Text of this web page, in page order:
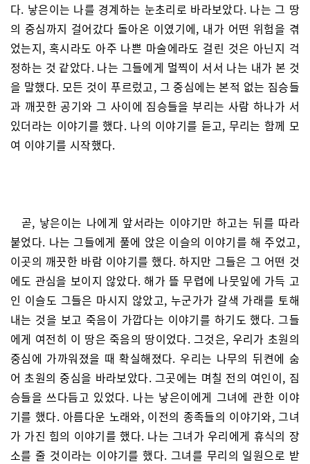
다. 낳은이는 나를 경계하는 눈초리로 바라보았다. 나는 그 땅
의 중심까지 걸어갔다 돌아온 이였기에, 내가 어떤 위험을 겪
었는지, 혹시라도 아주 나쁜 마술에라도 걸린 것은 아닌지 걱
정하는 것 같았다. 나는 그들에게 멀찍이 서서 나는 내가 본 것
을 말했다. 모든 것이 푸르렀고, 그 중심에는 본적 없는 짐승들
과 깨끗한 공기와 그 사이에 짐승들을 부리는 사람 하나가 서
있더라는 이야기를 했다. 나의 이야기를 듣고, 무리는 함께 모
여 이야기를 시작했다.
곧, 낳은이는 나에게 앞서라는 이야기만 하고는 뒤를 따라
붙었다. 나는 그들에게 풀에 앉은 이슬의 이야기를 해 주었고,
이곳의 깨끗한 바람 이야기를 했다. 하지만 그들은 그 어떤 것
에도 관심을 보이지 않았다. 해가 뜰 무렵에 나뭇잎에 가득 고
인 이슬도 그들은 마시지 않았고, 누군가가 갈색 가래를 토해
내는 것을 보고 죽음이 가깝다는 이야기를 하기도 했다. 그들
에게 여전히 이 땅은 죽음의 땅이었다. 그것은, 우리가 초원의
중심에 가까워졌을 때 확실해졌다. 우리는 나무의 뒤켠에 숨
어 초원의 중심을 바라보았다. 그곳에는 며칠 전의 여인이, 짐
승들을 쓰다듬고 있었다. 나는 낳은이에게 그녀에 관한 이야
기를 했다. 아름다운 노래와, 이전의 종족들의 이야기와, 그녀
가 가진 힘의 이야기를 했다. 나는 그녀가 우리에게 휴식의 장
소를 줄 것이라는 이야기를 했다. 그녀를 무리의 일원으로 받